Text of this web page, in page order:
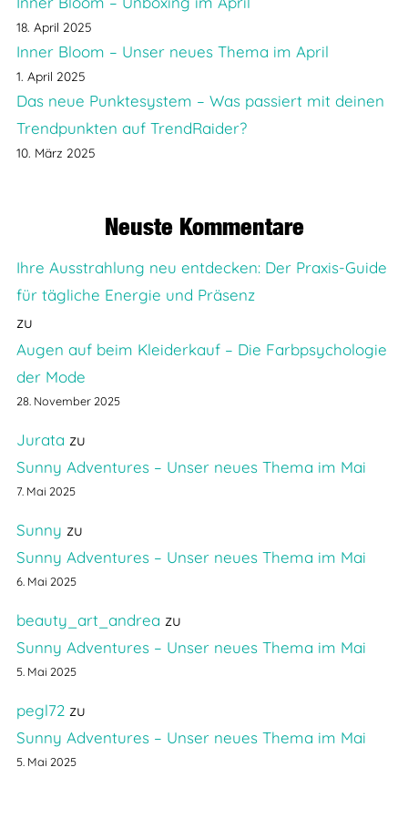
18. April 2025
Inner Bloom – Unser neues Thema im April
1. April 2025
Das neue Punktesystem – Was passiert mit deinen
Trendpunkten auf TrendRaider?
10. März 2025
Neuste Kommentare
Ihre Ausstrahlung neu entdecken: Der Praxis-Guide
für tägliche Energie und Präsenz
zu
Augen auf beim Kleiderkauf – Die Farbpsychologie
der Mode
28. November 2025
Jurata zu
Sunny Adventures – Unser neues Thema im Mai
7. Mai 2025
Sunny zu
Sunny Adventures – Unser neues Thema im Mai
6. Mai 2025
beauty_art_andrea zu
Sunny Adventures – Unser neues Thema im Mai
5. Mai 2025
pegl72zu
Sunny Adventures – Unser neues Thema im Mai
5. Mai 2025